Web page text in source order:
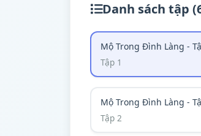
Danh sách tập
Mộ Trong Đình Làng -
Tập 1
Mộ Trong Đình Làng -
Tập 2